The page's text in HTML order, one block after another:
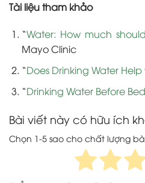
Tài liệu tham khảo
“Water: How much
Mayo Clinic
“Does Drinking Water
“Drinking Water Before Bed
Bài viết này có hữu ích
Chọn 1-5 sao cho chất lượng